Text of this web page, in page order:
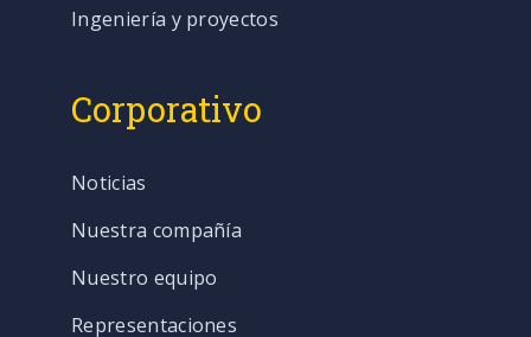
Ingeniería y proyectos
Corporativo
Noticias
Nuestra compañía
Nuestro equipo
Representaciones